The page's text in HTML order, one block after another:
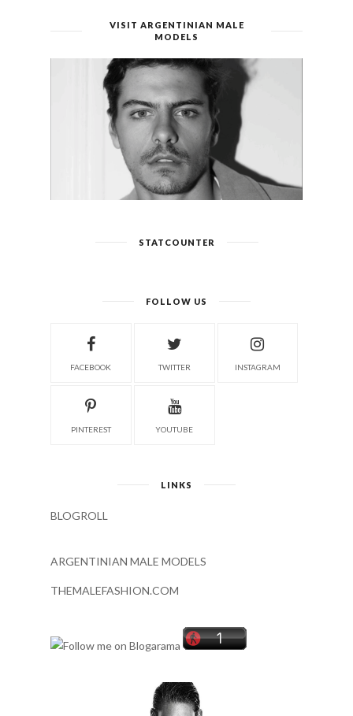
VISIT ARGENTINIAN MALE
MODELS
STATCOUNTER
FOLLOW US
FACEBOOK TWITTER INSTAGRAM
PINTEREST YOUTUBE
LINKS
BLOGROLL
ARGENTINIAN MALE MODELS
THEMALEFASHION.COM